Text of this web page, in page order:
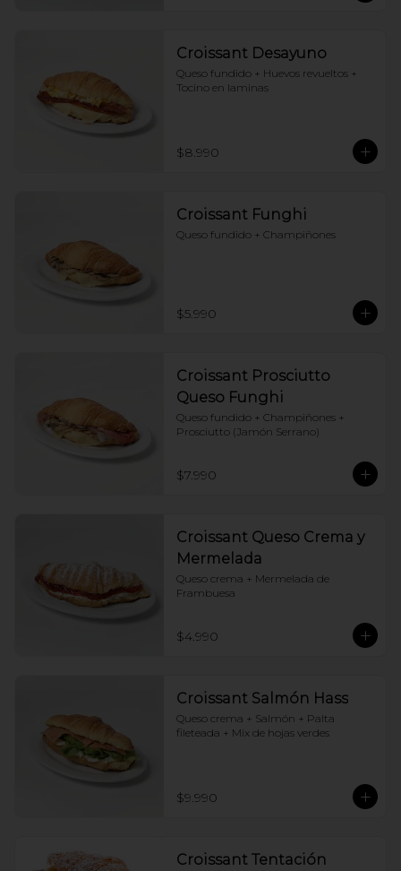
Croissant Desayuno
Queso fundido + Huevos revueltos +
Tocino en laminas
$8.990
Croissant Funghi
Queso fundido + Champiñones
$5.990
Croissant Prosciutto
Queso Funghi
Queso fundido + Champiñones +
Prosciutto (Jamón Serrano)
$7.990
Croissant Queso Crema y
Mermelada
Queso crema + Mermelada de
Frambuesa
$4.990
Croissant Salmón Hass
Queso crema + Salmón + Palta
fileteada + Mix de hojas verdes
$9.990
Croissant Tentación